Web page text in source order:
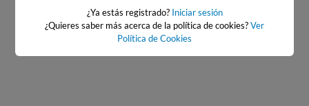
¿Ya estás registrado? Iniciar sesión
¿Quieres saber más acerca de la política de cookies?Ver
Política de Cookies